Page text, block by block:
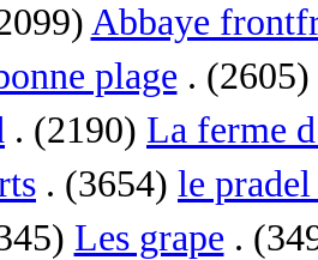
Abbaye
plage . (2605)
. (2190) La ferme
. (3654) le
Les grape .